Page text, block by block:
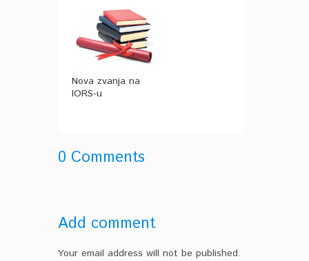
Nova zvanja na
IORS-u
0 Comments
Add comment
Your email address will not be published.